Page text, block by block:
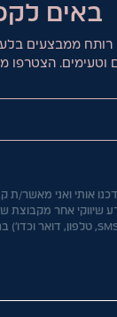
באים
רותח ממבצעים
הצטרפו
אותי ואני מאשר/ת
שיווקי אחר מקבוצת